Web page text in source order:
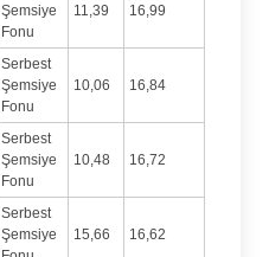
Şemsiye
Fonu
11,39 16,99
Serbest
Şemsiye
Fonu
10,06 16,84
Serbest
Şemsiye
Fonu
10,48 16,72
Serbest
Şemsiye
15,66 16,62